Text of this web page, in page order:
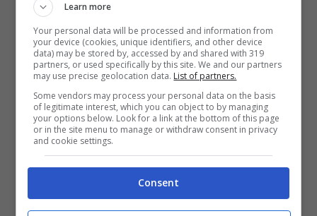
BONUS BENVENUTO LOTTOMATICA: 2050€
Fino a 2050€ bonus scommesse e sport
Per i nuovi utenti della piattaforma: 100% fino a 50€ in
Bonus Scommesse + 100% fino a 2000€ in Bonus
Sport
2050€
Learn more
Your personal data will be processed and information from
your device (cookies, unique identifiers, and other device
data) may be stored by, accessed by and shared with 319
partners, or used specifically by this site. We and our partners
may use precise geolocation data. List of partners.
Some vendors may process your personal data on the basis
of legitimate interest, which you can object to by managing
your options below. Look for a link at the bottom of this page
or in the site menu to manage or withdraw consent in privacy
and cookie settings.
Consent